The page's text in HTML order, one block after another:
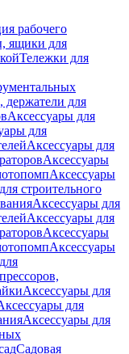
рабочего
ящики для
Тележки для
держатели для
Аксессуары для
для
Аксессуары для
Аксессуары
Аксессуары
строительного
Аксессуары для
Аксессуары для
Аксессуары
Аксессуары
Аксессуары для
для
Аксессуары для
Садовая